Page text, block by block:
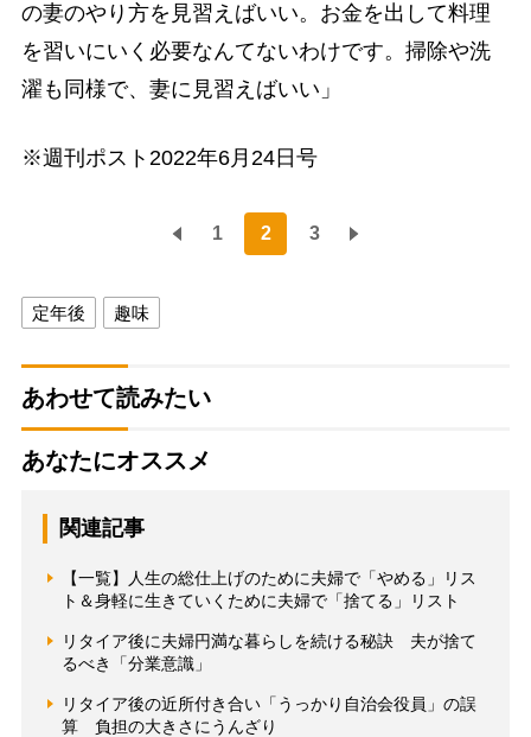
の妻のやり方を見習えばいい。お金を出して料理
を習いにいく必要なんてないわけです。掃除や洗
濯も同様で、妻に見習えばいい」
※週刊ポスト2022年6月24日号
1 2 3
定年後 趣味
あわせて読みたい
あなたにオススメ
関連記事
【一覧】人生の総仕上げのために夫婦で「やめる」リス
ト＆身軽に生きていくために夫婦で「捨てる」リスト
リタイア後に夫婦円満な暮らしを続ける秘訣 夫が捨て
るべき「分業意識」
リタイア後の近所付き合い「うっかり自治会役員」の誤
算 負担の大きさにうんざり